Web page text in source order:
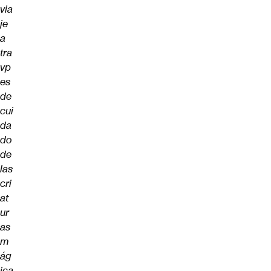
via
je
a
tra
vp
es
de
cui
da
do
de
las
cri
at
ur
as
m
ág